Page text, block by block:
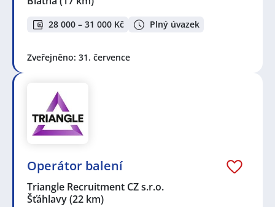
28 000 – 31 000 Kč Plný úvazek
Zveřejněno: 31. července
Operátor balení
Triangle Recruitment CZ s.r.o.
Šťáhlavy(22 km)